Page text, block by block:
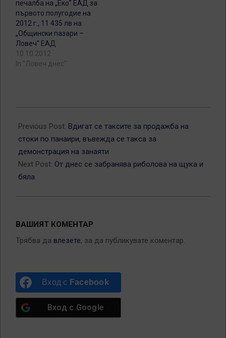
печалба на „Еко” ЕАД за
първото полугодие на
2012 г., 11 435 лв на
„Общински пазари –
Ловеч” ЕАД
10.10.2012
In "Ловеч днес"
02-
15
Previous Post: Вдигат се таксите за продажба на
стоки по панаири, въвежда се такса за
демонстрация на занаяти
Next Post: От днес се забранява риболова на щука и
бяла
ВАШИЯТ КОМЕНТАР
Трябва да влезете, за да публикувате коментар.
Вход с Facebook
Вход с Google